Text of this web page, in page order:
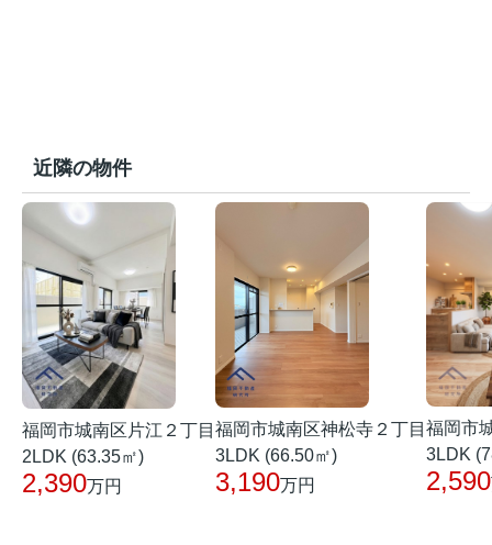
近隣の物件
福岡市城南区片江２丁目
2LDK (63.35㎡)
2,390万円
福岡市城南区神松寺２丁目
3LDK (66.50㎡)
3,190万円
福岡市
3LDK
2,590